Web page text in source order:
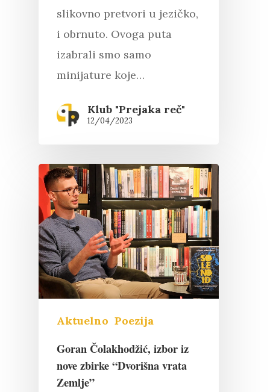
slikovno pretvori u jezičko,
i obrnuto. Ovoga puta
izabrali smo samo
minijature koje…
Klub "Prejaka reč"
12/04/2023
Aktuelno Poezija
Goran Čolakhodžić, izbor iz
nove zbirke “Dvorišna vrata
Zemlje”
Esejistika
Estetika
Muzika
Šta čitamo?
Skup “Estetika
Kontakt